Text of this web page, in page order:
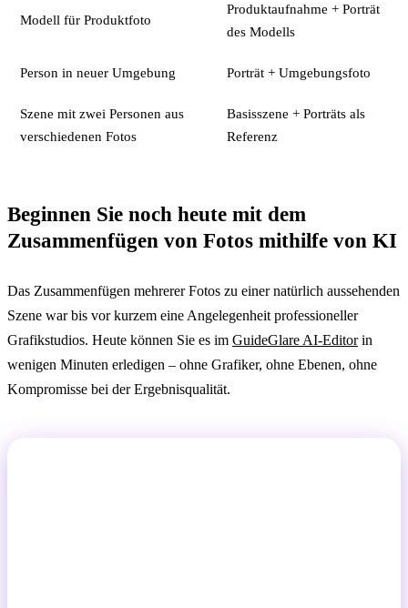
Modell für Produktfoto
Produktaufnahme + Porträt
des Modells
Person in neuer Umgebung Porträt + Umgebungsfoto
Szene mit zwei Personen aus
verschiedenen Fotos
Basisszene + Porträts als
Referenz
Beginnen Sie noch heute mit dem
Zusammenfügen von Fotos mithilfe von KI
Das Zusammenfügen mehrerer Fotos zu einer natürlich aussehenden
Szene war bis vor kurzem eine Angelegenheit professioneller
Grafikstudios. Heute können Sie es im GuideGlare AI-Editorin
wenigen Minuten erledigen – ohne Grafiker, ohne Ebenen, ohne
Kompromisse bei der Ergebnisqualität.